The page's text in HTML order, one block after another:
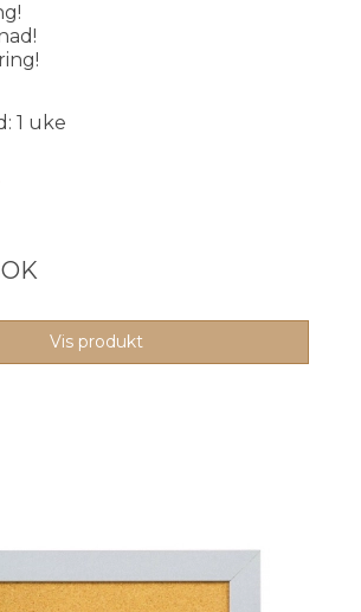
1 uke
Vis produkt